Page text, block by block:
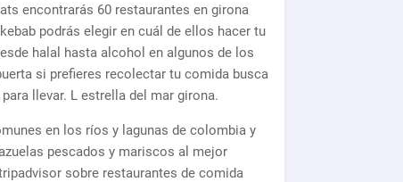
encontrarás 60 restaurantes en girona
podrás elegir en cuál de ellos hacer tu
halal hasta alcohol en algunos de los
si prefieres recolectar tu comida busca
llevar. L estrella del mar girona.
en los ríos y lagunas de colombia y
pescados y mariscos al mejor
sobre restaurantes de comida